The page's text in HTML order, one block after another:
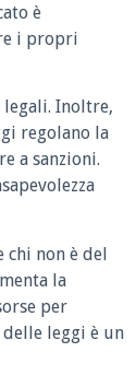
è
i propri
legali. Inoltre,
regolano la
a sanzioni.
chi non è del
la
per
leggi è un